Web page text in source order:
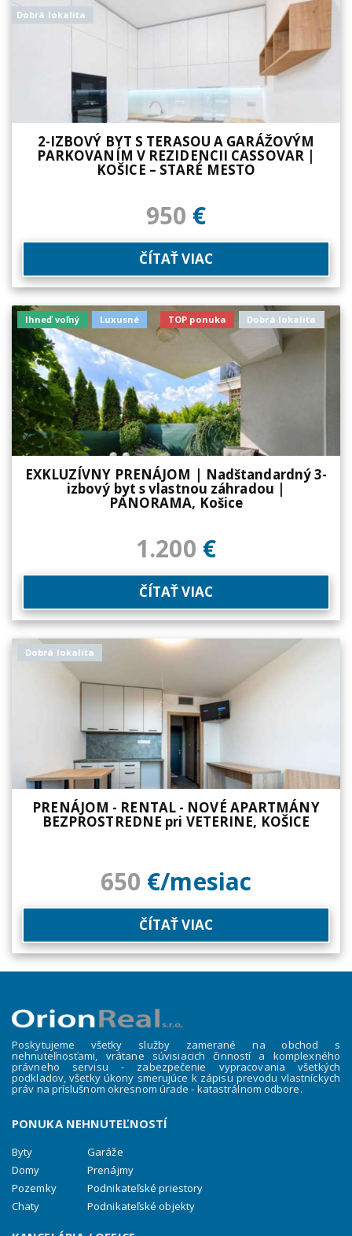
Dobrá lokalita
2-IZBOVÝ BYT S TERASOU A GARÁŽOVÝM
PARKOVANÍM V REZIDENCII CASSOVAR |
KOŠICE – STARÉ MESTO
950 €
ČÍTAŤ VIAC
Ihneď voľný Luxusné TOP ponuka Dobrá lokalita
EXKLUZÍVNY PRENÁJOM | Nadštandardný 3-
izbový byt s vlastnou záhradou |
PANORAMA, Košice
1.200 €
ČÍTAŤ VIAC
Dobrá lokalita
PRENÁJOM - RENTAL - NOVÉ APARTMÁNY
BEZPROSTREDNE pri VETERINE, KOŠICE
650 €/mesiac
ČÍTAŤ VIAC
Poskytujeme všetky služby zamerané na obchod s
nehnuteľnosťami, vrátane súvisiacich činností a komplexného
právneho servisu - zabezpečenie vypracovania všetkých
podkladov, všetky úkony smerujúce k zápisu prevodu vlastníckych
práv na príslušnom okresnom úrade - katastrálnom odbore.
PONUKA NEHNUTEĽNOSTÍ
Byty
Domy
Pozemky
Chaty
Garáže
Prenájmy
Podnikateľské priestory
Podnikateľské objekty